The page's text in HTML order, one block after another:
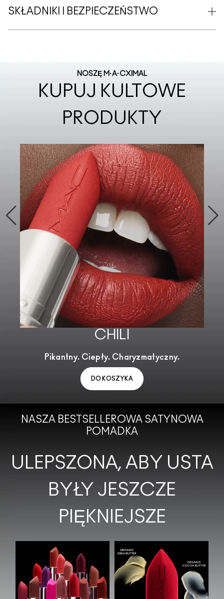
SKŁADNIKI I BEZPIECZEŃSTWO
NOSZĘ M·A·CXIMAL
KUPUJ KULTOWE
PRODUKTY
CHILI
Pikantny. Ciepły. Charyzmatyczny.
DO KOSZYKA
NASZA BESTSELLEROWA SATYNOWA
POMADKA
ULEPSZONA, ABY USTA
BYŁY JESZCZE
PIĘKNIEJSZE